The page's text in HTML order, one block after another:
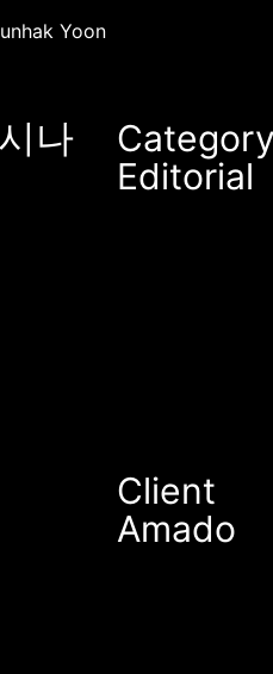
Yoon
나
Editorial
Client
Amado